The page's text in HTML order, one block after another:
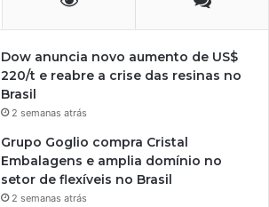
Dow anuncia novo aumento de US$
220/t e reabre a crise das resinas no
Brasil
2 semanas atrás
Grupo Goglio compra Cristal
Embalagens e amplia domínio no
setor de flexíveis no Brasil
2 semanas atrás